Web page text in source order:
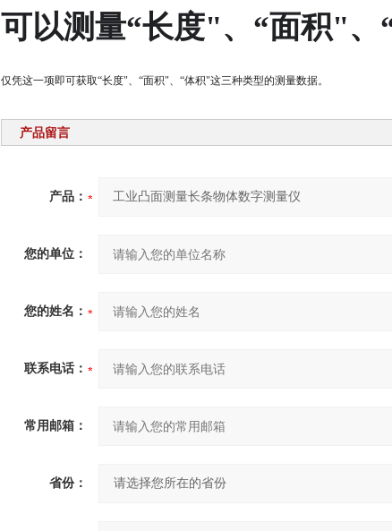
可以测量“长度"、“面积"、
仅凭这一项即可获取“长度"、“面积"、“体积"这三种类型的测量数据。
产品留言
产品：
您的单位：
您的姓名：
联系电话：
常用邮箱：
省份：